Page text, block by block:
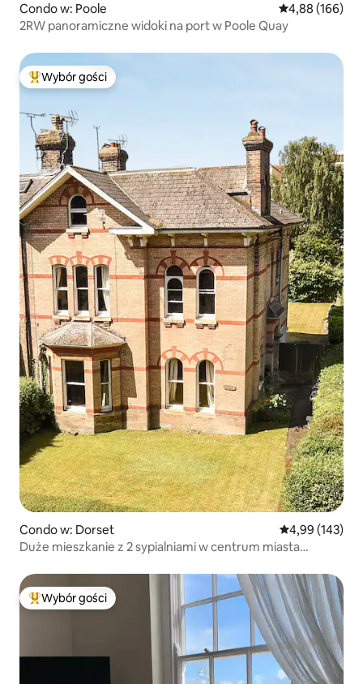
Condo w: Poole Średnia
4,88 (166)
2RW panoramiczne widoki na port w Poole Quay
Najpopularniejsze z kategorii Wybór gości
Wybór gości
Condo w: Dorset Średnia
4,99 (143)
Duże mieszkanie z 2 sypialniami w centrum miasta
Najpopularniejsze z kategorii Wybór gości
Wybór gości